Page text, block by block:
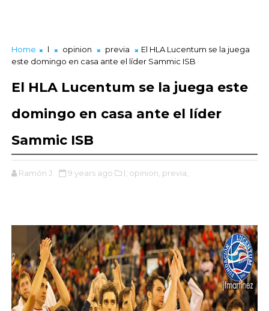
Home l opinion previa
El HLA Lucentum se la juega
este domingo en casa ante el líder Sammic ISB
El HLA Lucentum se la juega este
domingo en casa ante el líder
Sammic ISB
Ramón J. 9 years ago l, opinion, previa,